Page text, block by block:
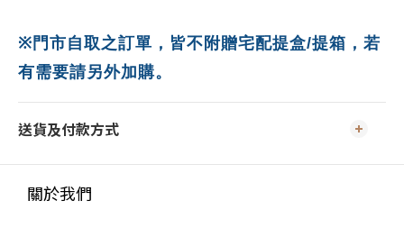
※ 門市自取之訂單，皆不附贈宅配提盒/提箱，若
有需要請另外加購。
送貨及付款方式
關於我們